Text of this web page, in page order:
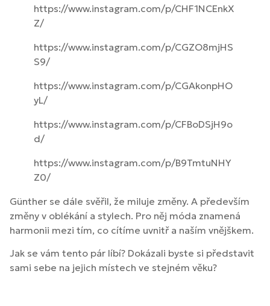
https://www.instagram.com/p/CHF1NCEnkX
Z/
https://www.instagram.com/p/CGZO8mjHS
S9/
https://www.instagram.com/p/CGAkonpHO
yL/
https://www.instagram.com/p/CFBoDSjH9o
d/
https://www.instagram.com/p/B9TmtuNHY
Z0/
Günther se dále svěřil, že miluje změny. A především
změny v oblékání a stylech. Pro něj móda znamená
harmonii mezi tím, co cítíme uvnitř a naším vnějškem.
Jak se vám tento pár líbí? Dokázali byste si představit
sami sebe na jejich místech ve stejném věku?